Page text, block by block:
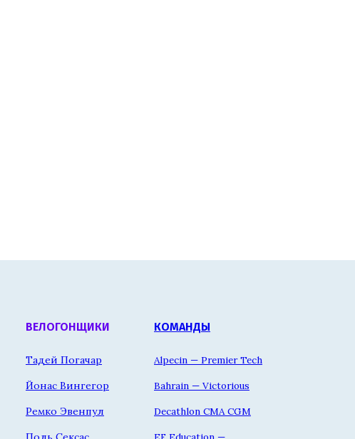
ВЕЛОГОНЩИКИ
Тадей Погачар
Йонас Вингегор
Ремко Эвенпул
КОМАНДЫ
Alpecin — Premier Tech
Bahrain — Victorious
Decathlon CMA CGM